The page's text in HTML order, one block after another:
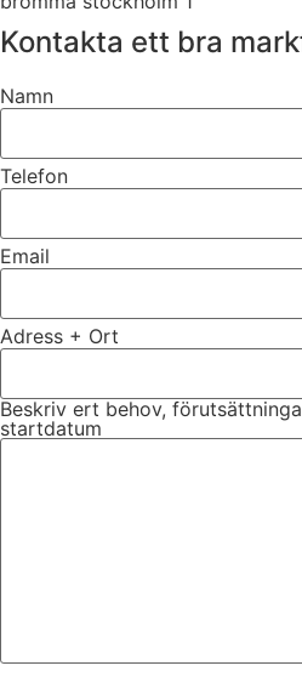
Kontakta ett bra
Namn
Telefon
Email
Adress + Ort
Beskriv ert behov,
startdatum